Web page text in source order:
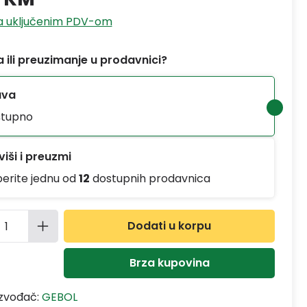
uključenim PDV-om
ili preuzimanje u prodavnici?
i preuzmi
jednu od12 dostupnih prodavnica
proizvoda: Unesite željenu
Dodati u korpu
Brza kupovina
GEBOL